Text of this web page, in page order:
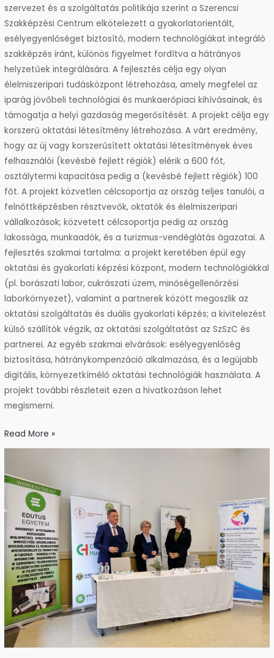
szervezet és a szolgáltatás politikája szerint a Szerencsi
Szakképzési Centrum elkötelezett a gyakorlatorientált,
esélyegyenlőséget biztosító, modern technológiákat integráló
szakképzés iránt, különös figyelmet fordítva a hátrányos
helyzetűek integrálására. A fejlesztés célja egy olyan
élelmiszeripari tudásközpont létrehozása, amely megfelel az
iparág jövőbeli technológiai és munkaerőpiaci kihívásainak, és
támogatja a helyi gazdaság megerősítését. A projekt célja egy
korszerű oktatási létesítmény létrehozása. A várt eredmény,
hogy az új vagy korszerűsített oktatási létesítmények éves
felhasználói (kevésbé fejlett régiók) elérik a 600 főt,
osztálytermi kapacitása pedig a (kevésbé fejlett régiók) 100
főt. A projekt közvetlen célcsoportja az ország teljes tanulói, a
felnőttképzésben résztvevők, oktatók és élelmiszeripari
vállalkozások; közvetett célcsoportja pedig az ország
lakossága, munkaadók, és a turizmus-vendéglátás ágazatai. A
fejlesztés szakmai tartalma: a projekt keretében épül egy
oktatási és gyakorlati képzési központ, modern technológiákkal
(pl. borászati labor, cukrászati üzem, minőségellenőrzési
laborkörnyezet), valamint a partnerek között megoszlik az
oktatási szolgáltatás és duális gyakorlati képzés; a kivitelezést
külső szállítók végzik, az oktatási szolgáltatást az SzSzC és
partnerei. Az egyéb szakmai elvárások: esélyegyenlőség
biztosítása, hátránykompenzáció alkalmazása, és a legújabb
digitális, környezetkímélő oktatási technológiák használata. A
projekt további részleteit ezen a hivatkozáson lehet
megismerni.
Read More »
létre
Szerencsi
Élelmiszeripari
Tudásközpont
szakmai
támogatására